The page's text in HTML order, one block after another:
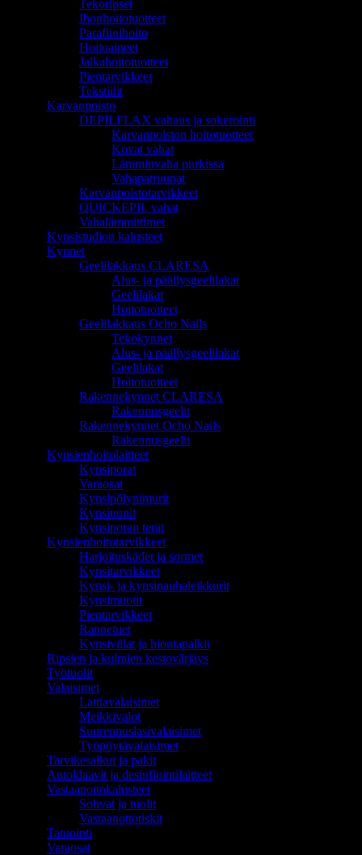
Tekoripset
Ihonhoitotuotteet
Parafiinihoito
Hoitoaineet
Jalkahoitotuotteet
Pientarvikkeet
Tekstiilit
Karvanpoisto
DEPILFLAX vahaus ja sokerointi
Karvanpoiston hoitotuotteet
Kovat vahat
Lämminvaha purkissa
Vahapatruunat
Karvanpoistotarvikkeet
QUICKEPIL vahat
Vahalämmittimet
Kynsistudion kalusteet
Kynnet
Geelilakkaus CLARESA
Alus- ja päällysgeelilakat
Geelilakat
Hoitotuotteet
Geelilakkaus Ocho Nails
Tekokynnet
Alus- ja päällysgeelilakat
Geelilakat
Hoitotuotteet
Rakennekynnet CLARESA
Rakennusgeelit
Rakennekynnet Ocho Nails
Rakennusgeelit
Kynsienhoitolaitteet
Kynsiporat
Varaosat
Kynsipölynimurit
Kynsiuunit
Kynsiporan terät
Kynsienhoitotarvikkeet
Harjoituskädet ja sormet
Kynsitarvikkeet
Kynsi- ja kynsinauhaleikkurit
Kynsimuotit
Pientarvikkeet
Rannetuet
Kynsiviilat ja hiontapalkit
Ripsien ja kulmien kestovärjäys
Työtuolit
Valaisimet
Lattiavalaisimet
Meikkivalot
Suurennuslasivalaisimet
Työpöytävalaisimet
Tarvikesalkut ja pakit
Autoklaavit ja desinfiointilaitteet
Vastaanottokalusteet
Sohvat ja tuolit
Vastaanottotiskit
Tatuointi
Varaosat